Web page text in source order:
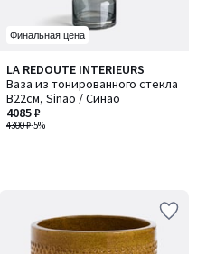
Финальная цена
LA REDOUTE INTERIEURS
Ваза из тонированного стекла
В22см, Sinao / Синао
4300 ₽-5%
4085 ₽